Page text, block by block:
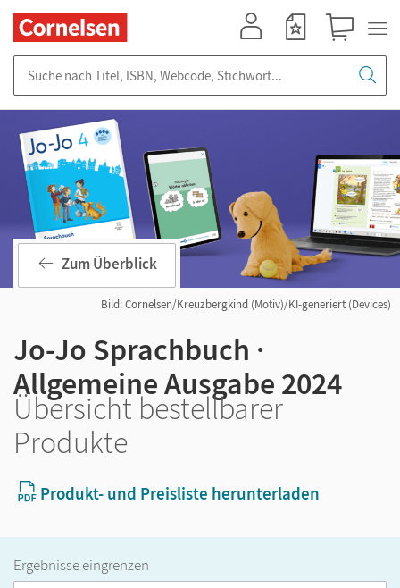
Bild: Cornelsen/Kreuzbergkind (Motiv)/KI-generiert (Devices)
Zum Überblick
Jo-Jo Sprachbuch ·
Allgemeine Ausgabe 2024
Übersicht bestellbarer
Produkte
Produkt- und Preisliste herunterladen
Ergebnisse eingrenzen